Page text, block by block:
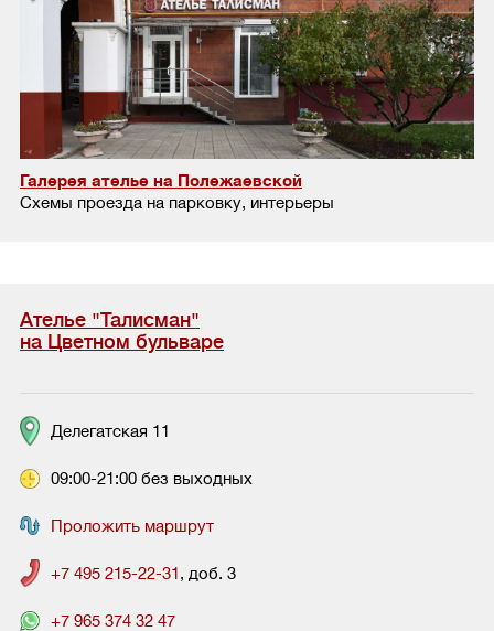
Галерея ателье на Полежаевской
Схемы проезда на парковку, интерьеры
Ателье "Талисман"
на Цветном бульваре
Делегатская 11
09:00-21:00 без выходных
Проложить маршрут
+7 495 215-22-31, доб. 3
+7 965 374 32 47